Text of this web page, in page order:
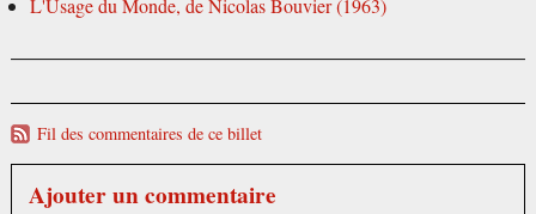
L'Usage du Monde, de Nicolas Bouvier (1963)
Fil des commentaires de ce billet
Ajouter un commentaire